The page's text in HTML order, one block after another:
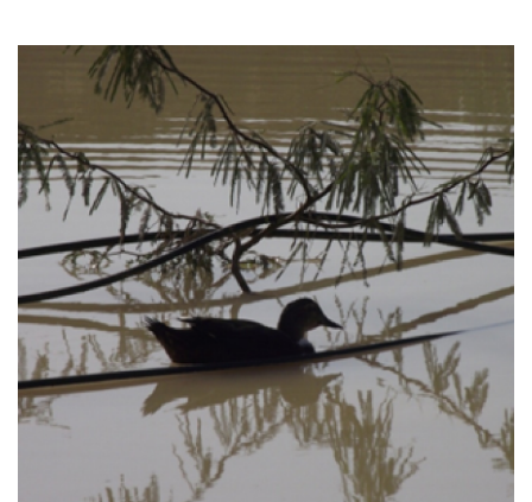
דצמבר 30, 2024
ANYONE WHO LIVES IN
THE NEGEV DESERT
CANNOT HELP BUT BE
FILLED WITH HOPE
קרא עוד ←